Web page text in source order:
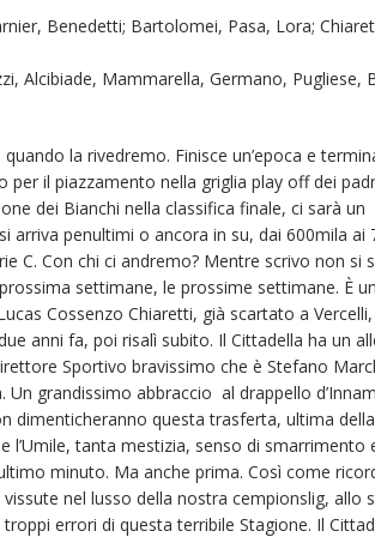
Benedetti; Bartolomei, Pasa, Lora;
Alcibiade, Mammarella, Germano, Pugliese,
la rivedremo. Finisce un’epoca e
per il piazzamento nella griglia play off dei
dei Bianchi nella classifica finale, ci sarà un
arriva penultimi o ancora in su, dai 600mila ai
C. Con chi ci andremo? Mentre scrivo non si
settimane, le prossime settimane. È
Cossenzo Chiaretti, già scartato a Vercelli,
anni fa, poi risalì subito. Il Cittadella ha un
Sportivo bravissimo che è Stefano
Un grandissimo abbraccio al drappello
dimenticheranno questa trasferta, ultima
l’Umile, tanta mestizia, senso di smarrimento
minuto. Ma anche prima. Così come
nel lusso della nostra cempionslig, allo
errori di questa terribile Stagione. Il